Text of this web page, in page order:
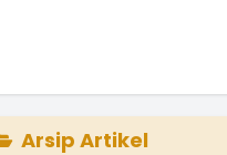
Arsip Artikel